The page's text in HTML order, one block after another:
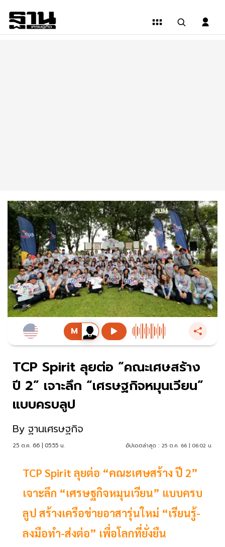
TCP Spirit ลุยต่อ “คณะเศษสร้าง
ปี 2” เจาะลึก “เศรษฐกิจหมุนเวียน”
แบบครบลูป
By ฐานเศรษฐกิจ
25 ต.ค. 66 | 05:55 น. อัปเดตล่าสุด : 25 ต.ค. 66 | 06:02 น.
TCP Spirit ลุยต่อ “คณะเศษสร้าง ปี 2”
เจาะลึก “เศรษฐกิจหมุนเวียน” แบบครบ
ลูป สร้างเครือข่ายอาสารุ่นใหม่ “เรียนรู้-
ลงมือทำ-ส่งต่อ” เพื่อโลกที่ยั่งยืน